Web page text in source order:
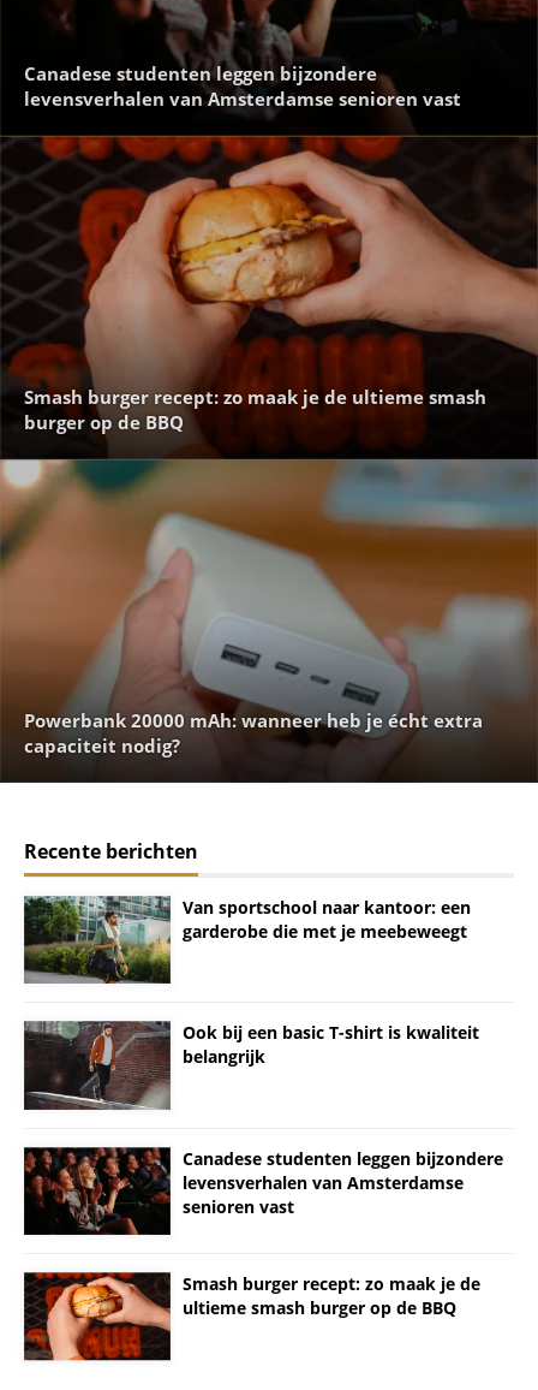
Canadese studenten leggen bijzondere
levensverhalen van Amsterdamse senioren vast
Smash burger recept: zo maak je de ultieme smash
burger op de BBQ
Powerbank 20000 mAh: wanneer heb je écht extra
capaciteit nodig?
Recente berichten
Van sportschool naar kantoor: een
garderobe die met je meebeweegt
Ook bij een basic T-shirt is kwaliteit
belangrijk
Canadese studenten leggen bijzondere
levensverhalen van Amsterdamse
senioren vast
Smash burger recept: zo maak je de
ultieme smash burger op de BBQ